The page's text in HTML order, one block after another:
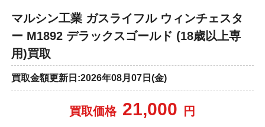
マルシン工業 ガスライフル ウィンチェスタ
ー M1892 デラックスゴールド (18歳以上専
用)買取
買取金額更新日:2026年08月07日(金)
買取価格 21,000 円